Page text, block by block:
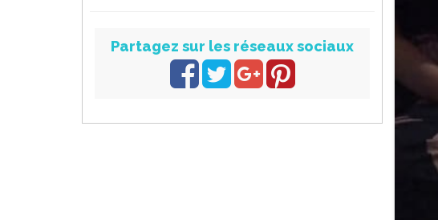
Partagez sur les réseaux sociaux